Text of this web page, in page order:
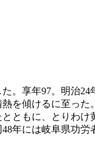
。享年97。明治24
を傾けるに至った
ともに、とりわ
年には岐阜県功労